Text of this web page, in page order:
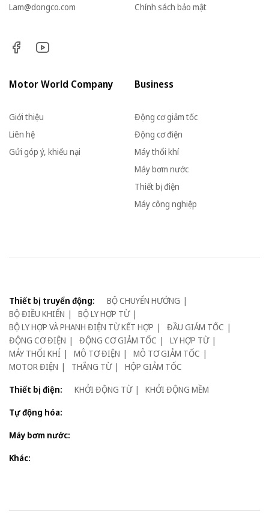
Lam@dongco.com
Chính sách bảo mật
Motor World Company
Giới thiệu
Liên hệ
Gửi góp ý, khiếu nại
Business
Động cơ giảm tốc
Động cơ điện
Máy thổi khí
Máy bơm nước
Thiết bị điện
Máy công nghiệp
Thiết bị truyển động:
BỘ CHUYỂN HƯỚNG
BỘ ĐIỀU KHIỂN
BỘ LY HỢP TỪ
BỘ LY HỢP VÀ PHANH ĐIỆN TỪ KẾT HỢP
ĐẦU GIẢM TỐC
ĐỘNG CƠ ĐIỆN
ĐỘNG CƠ GIẢM TỐC
LY HỢP TỪ
MÁY THỔI KHÍ
MÔ TƠ ĐIỆN
MÔ TƠ GIẢM TỐC
MOTOR ĐIỆN
THẮNG TỪ
HỘP GIẢM TỐC
Thiết bị điện:
KHỞI ĐỘNG TỪ
KHỞI ĐỘNG MỀM
Tự động hóa:
Máy bơm nước:
Khác: